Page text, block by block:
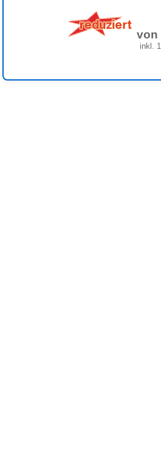
von
inkl.